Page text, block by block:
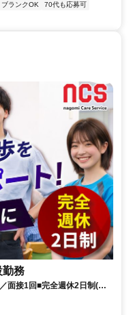
ブランクOK
70代も応募可
勤務
面接1回■完全週休2日制(土